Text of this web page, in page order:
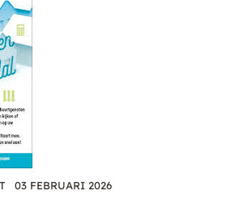
03 FEBRUARI 2026